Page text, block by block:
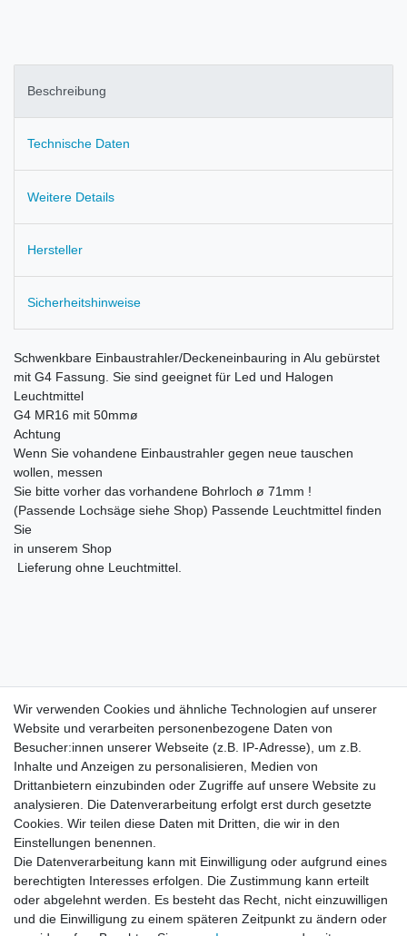
Beschreibung
Technische Daten
Weitere Details
Hersteller
Sicherheitshinweise
Schwenkbare Einbaustrahler/Deckeneinbauring in Alu gebürstet
mit G4 Fassung. Sie sind geeignet für Led und Halogen
Leuchtmittel
G4 MR16 mit 50mmø
Achtung
Wenn Sie vohandene Einbaustrahler gegen neue tauschen
wollen, messen
Sie bitte vorher das vorhandene Bohrloch ø 71mm !
(Passende Lochsäge siehe Shop) Passende Leuchtmittel finden
Sie
in unserem Shop
Lieferung ohne Leuchtmittel.
Wir verwenden Cookies und ähnliche Technologien auf unserer
Website und verarbeiten personenbezogene Daten von
Besucher:innen unserer Webseite (z.B. IP-Adresse), um z.B.
Inhalte und Anzeigen zu personalisieren, Medien von
Drittanbietern einzubinden oder Zugriffe auf unsere Website zu
analysieren. Die Datenverarbeitung erfolgt erst durch gesetzte
Cookies. Wir teilen diese Daten mit Dritten, die wir in den
Einstellungen benennen.
Die Datenverarbeitung kann mit Einwilligung oder aufgrund eines
berechtigten Interesses erfolgen. Die Zustimmung kann erteilt
oder abgelehnt werden. Es besteht das Recht, nicht einzuwilligen
und die Einwilligung zu einem späteren Zeitpunkt zu ändern oder
Impressum Daten­schutz­erklärung AGB
Barrierefreiheitserklärung
Vertrag widerrufen Kontakt
Wir verwenden Cookies und ähnliche Technologien auf unserer
Website und verarbeiten personenbezogene Daten von
Besucher:innen unserer Webseite (z.B. IP-Adresse), um z.B.
Inhalte und Anzeigen zu personalisieren, Medien von
Drittanbietern einzubinden oder Zugriffe auf unsere Website zu
analysieren. Die Datenverarbeitung erfolgt erst durch gesetzte
Cookies. Wir teilen diese Daten mit Dritten, die wir in den
Einstellungen benennen.
Die Datenverarbeitung kann mit Einwilligung oder aufgrund eines
berechtigten Interesses erfolgen. Die Zustimmung kann erteilt
oder abgelehnt werden. Es besteht das Recht, nicht einzuwilligen
und die Einwilligung zu einem späteren Zeitpunkt zu ändern oder